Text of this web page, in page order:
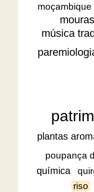
moçambique
música
plantas
poupança
química
riso